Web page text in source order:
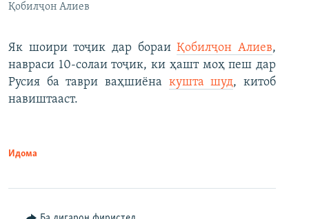
Қобилҷон Алиев
Як шоири тоҷик дар бораиҚобилҷон Алиев,
навраси 10-солаи тоҷик, ки ҳашт моҳ пеш дар
Русия ба таври ваҳшиёна кушта шуд, китоб
навиштааст.
Идома